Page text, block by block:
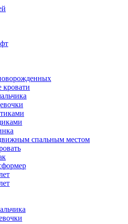
кровати
спальным местом